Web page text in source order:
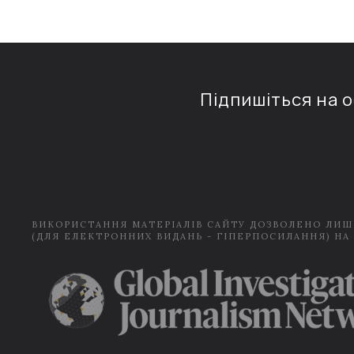
Підпишіться на
ВИКОРИСТАННЯ МАТЕРІАЛІВ САЙТУ ДОЗВОЛЕНО
(ДЛЯ ЕЛЕКТРОННИХ ВИДАНЬ - ГІПЕРПОСИЛАННЯ) НА